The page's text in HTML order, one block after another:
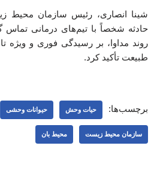
شینا انصاری، رئیس سازمان محیط
حادثه شخصاً با تیم‌های درمانی
روند مداوا، بر رسیدگی فوری و ویژه
طبیعت تأکید کرد.
برچسب‌ها: حیات وحش حیوانات وحشی
سازمان محیط زیست محیط بان